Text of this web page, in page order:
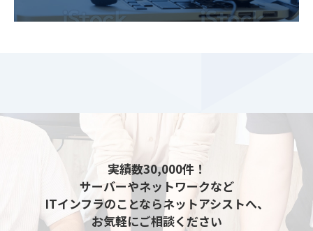
実績数30,000件！
サーバーやネットワークなど
ITインフラのことならネットアシストへ、
お気軽にご相談ください